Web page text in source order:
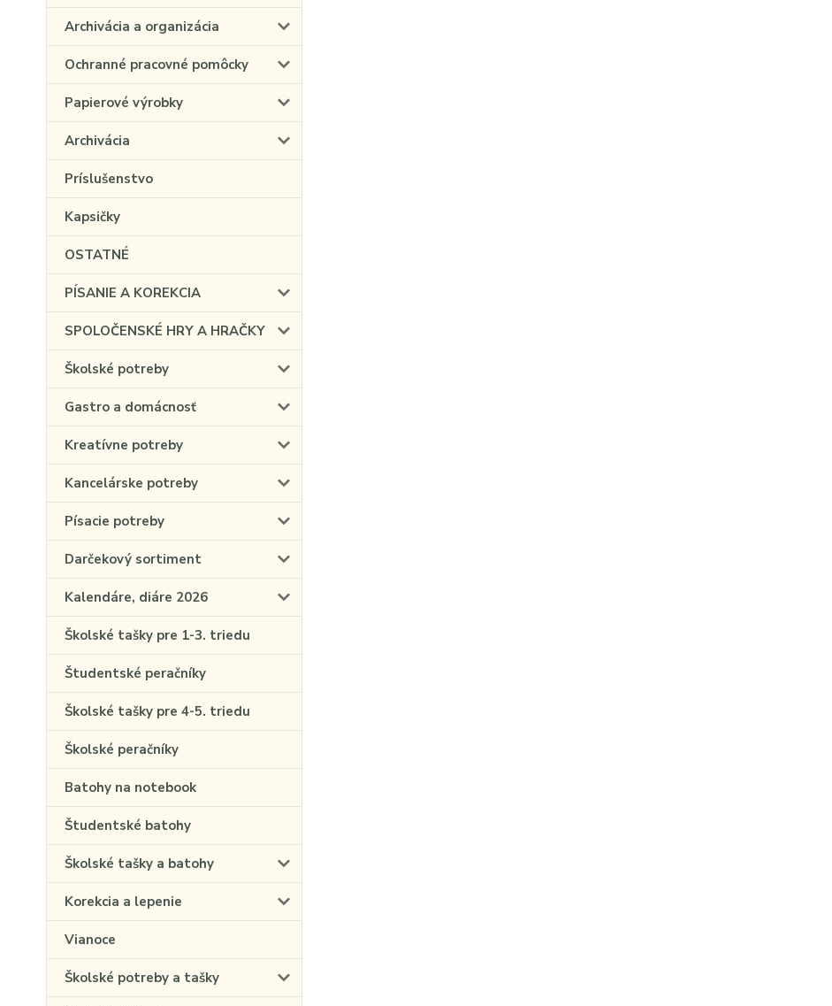
Archivácia a organizácia
Ochranné pracovné pomôcky
Papierové výrobky
Archivácia
Príslušenstvo
Kapsičky
OSTATNÉ
PÍSANIE A KOREKCIA
SPOLOČENSKÉ HRY A HRAČKY
Školské potreby
Gastro a domácnosť
Kreatívne potreby
Kancelárske potreby
Písacie potreby
Darčekový sortiment
Kalendáre, diáre 2026
Školské tašky pre 1-3. triedu
Študentské peračníky
Školské tašky pre 4-5. triedu
Školské peračníky
Batohy na notebook
Študentské batohy
Školské tašky a batohy
Korekcia a lepenie
Vianoce
Školské potreby a tašky